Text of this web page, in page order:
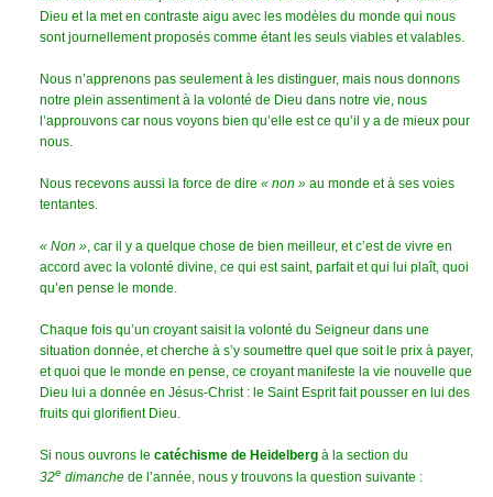
Dieu et la met en contraste aigu avec les modèles du monde qui nous
sont journellement proposés comme étant les seuls viables et valables.
Nous n’apprenons pas seulement à les distinguer, mais nous donnons
notre plein assentiment à la volonté de Dieu dans notre vie, nous
l’approuvons car nous voyons bien qu’elle est ce qu’il y a de mieux pour
nous.
Nous recevons aussi la force de dire « non » au monde et à ses voies
tentantes.
« Non », car il y a quelque chose de bien meilleur, et c’est de vivre en
accord avec la volonté divine, ce qui est saint, parfait et qui lui plaît, quoi
qu’en pense le monde.
Chaque fois qu’un croyant saisit la volonté du Seigneur dans une
situation donnée, et cherche à s’y soumettre quel que soit le prix à payer,
et quoi que le monde en pense, ce croyant manifeste la vie nouvelle que
Dieu lui a donnée en Jésus-Christ : le Saint Esprit fait pousser en lui des
fruits qui glorifient Dieu.
Si nous ouvrons le catéchisme de Heidelberg à la section du
32e dimanche de l’année, nous y trouvons la question suivante :